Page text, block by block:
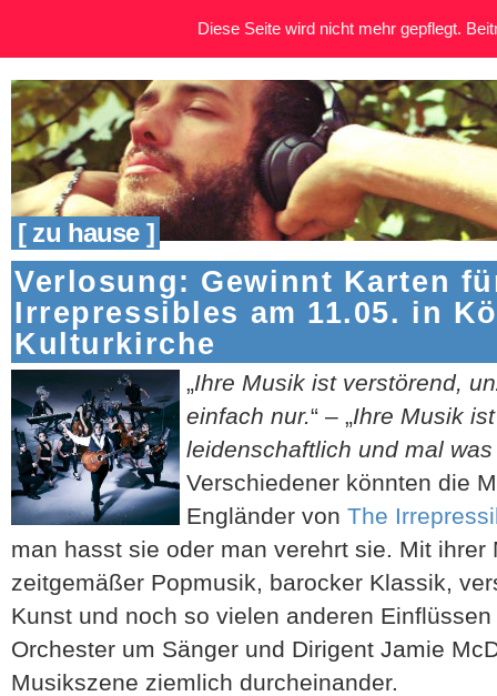
[ zu hause ]
Verlosung: Gewinnt Karten
Irrepressibles am 11.05. in
Kulturkirche
„Ihre Musik ist verstörend,
einfach nur.“ – „Ihre Musik
leidenschaftlich und mal
Verschiedener könnten die
Engländer von The
man hasst sie oder man verehrt sie. Mit ihrer
zeitgemäßer Popmusik, barocker Klassik,
Kunst und noch so vielen anderen
Orchester um Sänger und Dirigent Jamie
Musikszene ziemlich durcheinander.
Diese Seite wird nicht mehr gepflegt.